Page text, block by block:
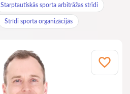
Starptautiskās sporta arbitrāžas strīdi
Strīdi sporta organizācijās